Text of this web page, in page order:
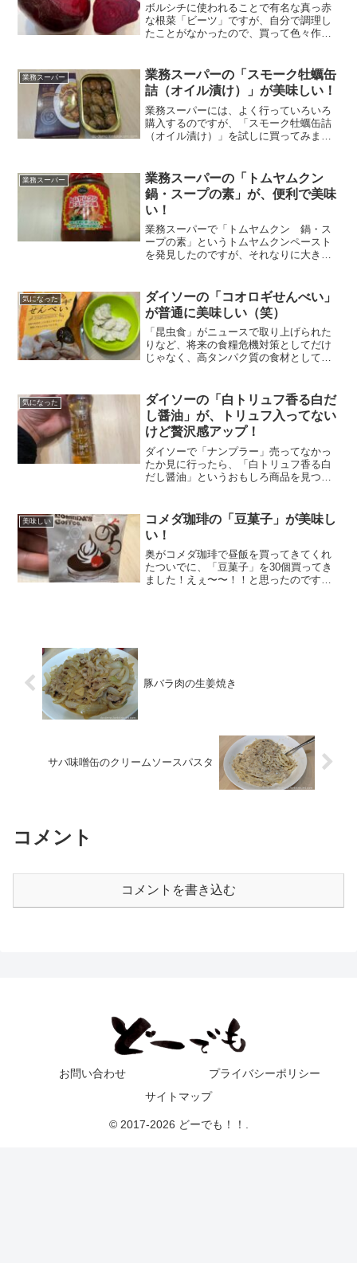
ボルシチに使われることで有名な真っ赤
な根菜「ビーツ」ですが、自分で調理し
たことがなかったので、買って色々作っ
べてみるとかなり甘いサクサク野菜でし
た！それもそのはず、砂糖...
業務スーパー
業務スーパーの「スモーク牡蠣缶
詰（オイル漬け）」が美味しい！
業務スーパーには、よく行っていろいろ
購入するのですが、「スモーク牡蠣缶詰
（オイル漬け）」を試しに買ってみまし
業務スーパー
業務スーパーの「トムヤムクン
鍋・スープの素」が、便利で美味
い！
業務スーパーで「トムヤムクン 鍋・ス
ープの素」というトムヤムクンペースト
を発見したのですが、それなりに大きい
ップヌードルのトムヤムクンにハマって
いるので、このトムヤムク...
気になった
ダイソーの「コオロギせんべい」
が普通に美味しい（笑）
「昆虫食」がニュースで取り上げられた
りなど、将来の食糧危機対策としてだけ
じゃなく、高タンパク質の食材としても
た。普通に110円だったし、食べてみない
といけないよなぁ〜と、...
気になった
ダイソーの「白トリュフ香る白だ
し醤油」が、トリュフ入ってない
けど贅沢感アップ！
ダイソーで「ナンプラー」売ってなかっ
たか見に行ったら、「白トリュフ香る白
だし醤油」というおもしろ商品を見つけ
白だし醤油」を試してみたら、最近流行
りの「トリュフ」入り菓子...
美味しい
コメダ珈琲の「豆菓子」が美味し
い！
奥がコメダ珈琲で昼飯を買ってきてくれ
たついでに、「豆菓子」を30個買ってき
ました！えぇ〜〜！！と思ったのです
豚バラ肉の生姜焼き
サバ味噌缶のクリームソースパスタ
コメント
コメントを書き込む
お問い合わせ
プライバシーポリシー
サイトマップ
© 2017-2026 どーでも！！.